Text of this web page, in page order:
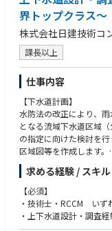
界トップクラス～
株式会社日建技術コ
課長以上
仕事内容
【下水道計画】
水防法の改正により、
となる流域下水道区域
の指定に向けた検討を
区域図等を作成します。
【下水道管渠設計】
近年、いわゆるゲリラ
水被害が多発しており
浸水対策施設の建設が
求める経験 / スキル
【必須】
・技術士・RCCM いず
・上下水道設計・調査